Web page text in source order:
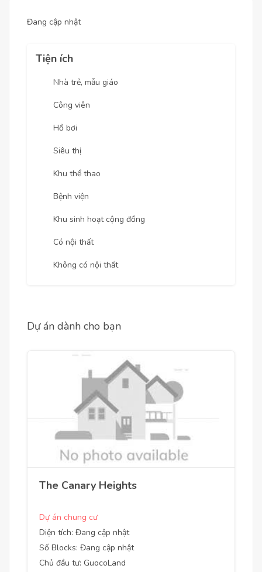
Đang cập nhật
Tiện ích
Nhà trẻ, mẫu giáo
Công viên
Hồ bơi
Siêu thị
Khu thể thao
Bệnh viện
Khu sinh hoạt cộng đồng
Có nội thất
Không có nội thất
Dự án dành cho bạn
The Canary Heights
Dự án chung cư
Diện tích: Đang cập nhật
Số Blocks: Đang cập nhật
Chủ đầu tư: GuocoLand